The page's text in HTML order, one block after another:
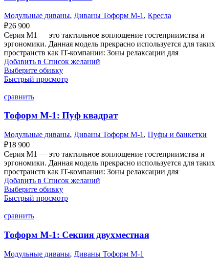
Модульные диваны, Диваны Тоформ М-1 , Кресла
₽26 900
Серия M1 — это тактильное воплощение гостеприимства и
эргономики. Данная модель прекрасно используется для таких
пространств как IT-компании: Зоны релаксации для
Добавить в Список желаний
Выберите обивку
Быстрый просмотр
сравнить
Тоформ М-1: Пуф квадрат
Модульные диваны, Диваны Тоформ М-1 , Пуфы и банкетки
₽18 900
Серия M1 — это тактильное воплощение гостеприимства и
эргономики. Данная модель прекрасно используется для таких
пространств как IT-компании: Зоны релаксации для
Добавить в Список желаний
Выберите обивку
Быстрый просмотр
сравнить
Тоформ М-1: Секция двухместная
Модульные диваны, Диваны Тоформ М-1